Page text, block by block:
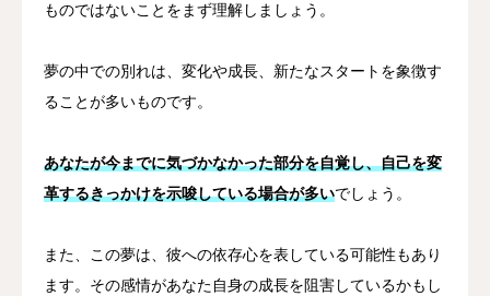
ものではないことをまず理解しましょう。
夢の中での別れは、変化や成長、新たなスタートを象徴す
ることが多いものです。
あなたが今までに気づかなかった部分を自覚し、自己を変
革するきっかけを示唆している場合が多いでしょう。
また、この夢は、彼への依存心を表している可能性もあり
ます。その感情があなた自身の成長を阻害しているかもし